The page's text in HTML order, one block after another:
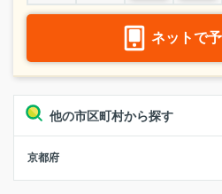
ネットで
他の市区町村から探す
京都府